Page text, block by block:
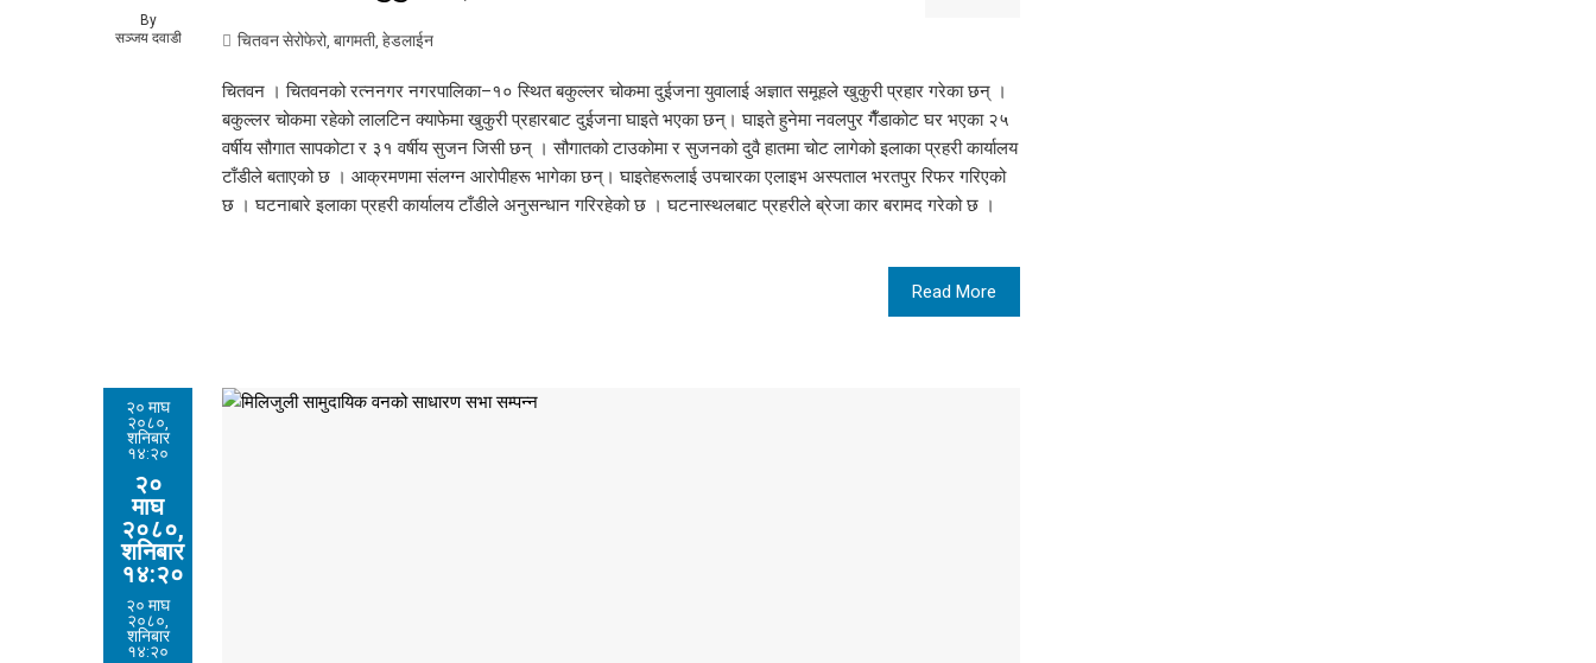
By
सञ्जय दवाडी
चितवन सेरोफेरो, बागमती, हेडलाईन
चितवन । चितवनको रत्ननगर नगरपालिका–१० स्थित बकुल्लर चोकमा दुईजना युवालाई अज्ञात समूहले खुकुरी प्रहार गरेका छन् ।
बकुल्लर चोकमा रहेको लालटिन क्याफेमा खुकुरी प्रहारबाट दुईजना घाइते भएका छन्। घाइते हुनेमा नवलपुर गैँडाकोट घर भएका २५
वर्षीय सौगात सापकोटा र ३१ वर्षीय सुजन जिसी छन् । सौगातको टाउकोमा र सुजनको दुवै हातमा चोट लागेको इलाका प्रहरी कार्यालय
टाँडीले बताएको छ । आक्रमणमा संलग्न आरोपीहरू भागेका छन्। घाइतेहरूलाई उपचारका एलाइभ अस्पताल भरतपुर रिफर गरिएको
छ । घटनाबारे इलाका प्रहरी कार्यालय टाँडीले अनुसन्धान गरिरहेको छ । घटनास्थलबाट प्रहरीले ब्रेजा कार बरामद गरेको छ ।
Read More
२० माघ
२०८०,
शनिबार
१४:२०
२०
माघ
२०८०,
शनिबार
१४:२०
२० माघ
२०८०,
शनिबार
१४:२०